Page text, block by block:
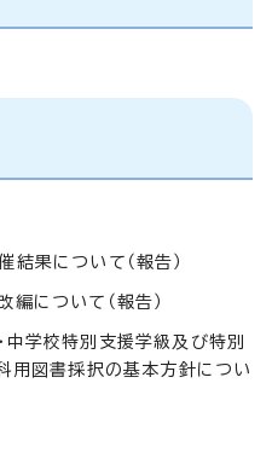
果について（報告）
について（報告）
学校特別支援学級及び特別
用図書採択の基本方針につい